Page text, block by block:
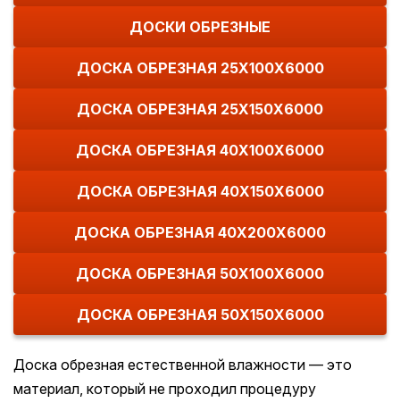
ДОСКИ ОБРЕЗНЫЕ
ДОСКА ОБРЕЗНАЯ 25Х100Х6000
ДОСКА ОБРЕЗНАЯ 25Х150Х6000
ДОСКА ОБРЕЗНАЯ 40Х100Х6000
ДОСКА ОБРЕЗНАЯ 40Х150Х6000
ДОСКА ОБРЕЗНАЯ 40Х200Х6000
ДОСКА ОБРЕЗНАЯ 50Х100Х6000
ДОСКА ОБРЕЗНАЯ 50Х150Х6000
Доска обрезная естественной влажности — это
материал, который не проходил процедуру